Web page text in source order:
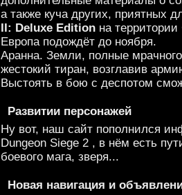
а также куча других, приятных
II: Deluxe Edition на
Европа подождёт до ноября.
Аранна. Земли, полные
жестокий тиран, возглавив
Выстоять в бою с деспотом
Развитии персонажей
Ну вот, наш сайт пополнился
Dungeon Siege 2 , в нём есть
боевого мага, зверя...
Новая навигация и